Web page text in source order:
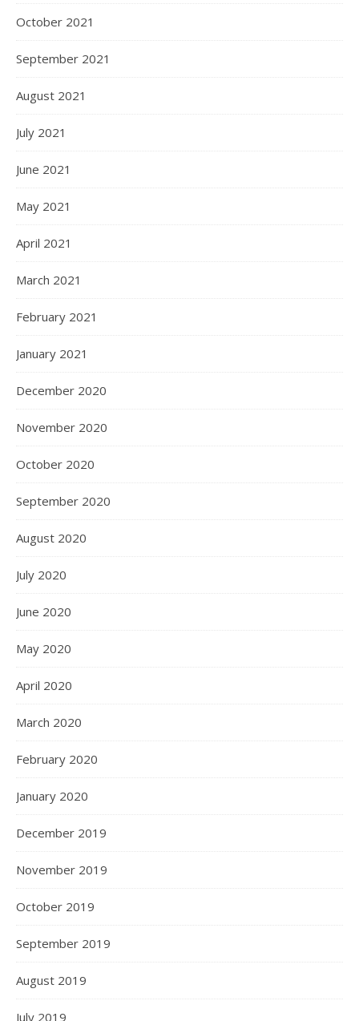
October 2021
September 2021
August 2021
July 2021
June 2021
May 2021
April 2021
March 2021
February 2021
January 2021
December 2020
November 2020
October 2020
September 2020
August 2020
July 2020
June 2020
May 2020
April 2020
March 2020
February 2020
January 2020
December 2019
November 2019
October 2019
September 2019
August 2019
July 2019